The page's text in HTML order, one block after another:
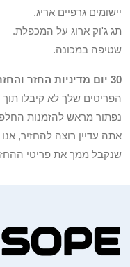
יישומים גרפיים אריג.
תג ג'וק ארוג על המכפלת.
שטיפה במכונה.
30 יום מדיניות החזר והחזר כספי
נפתור מראש להזמנות
אתה עדיין רוצה להחזיר,
שנקבל ממך את פריטי